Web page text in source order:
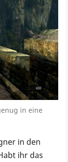
in eine
in den
ihr das